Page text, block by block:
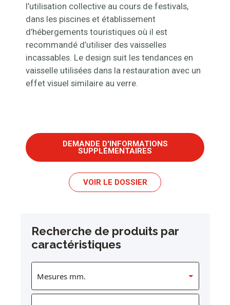
l’utilisation collective au cours de festivals,
dans les piscines et établissement
d’hébergements touristiques où il est
recommandé d’utiliser des vaisselles
incassables. Le design suit les tendances en
vaisselle utilisées dans la restauration avec un
effet visuel similaire au verre.
DEMANDE D'INFORMATIONS
SUPPLÉMENTAIRES
VOIR LE DOSSIER
Recherche de produits par
caractéristiques